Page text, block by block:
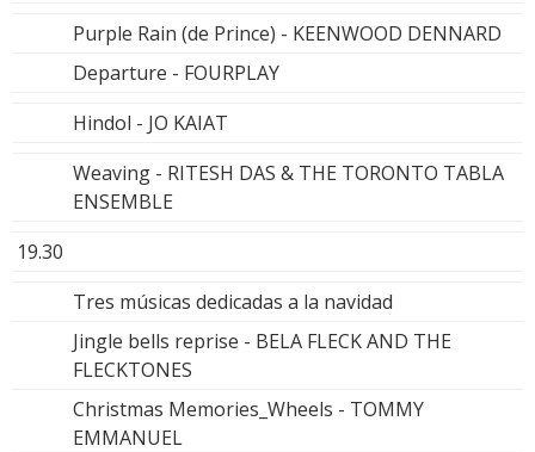
Purple Rain (de Prince) - KEENWOOD DENNARD
Departure - FOURPLAY
Hindol - JO KAIAT
Weaving - RITESH DAS & THE TORONTO TABLA
ENSEMBLE
19.30
Tres músicas dedicadas a la navidad
Jingle bells reprise - BELA FLECK AND THE
FLECKTONES
Christmas Memories_Wheels - TOMMY
EMMANUEL